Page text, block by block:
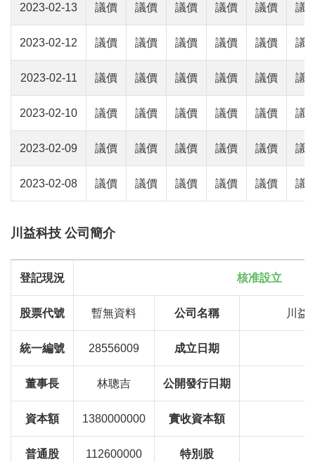
2023-02-13 議價 議價 議價 議價 議價 議
2023-02-12 議價 議價 議價 議價 議價 議
2023-02-11 議價 議價 議價 議價 議價 議
2023-02-10 議價 議價 議價 議價 議價 議
2023-02-09 議價 議價 議價 議價 議價 議
2023-02-08 議價 議價 議價 議價 議價 議
川益科技 公司簡介
登記現況 核准設立
股票代號 暫無資料 公司名稱 川益
統一編號 28556009 成立日期
董事長 林聰吉 公開發行日期
資本額 1380000000 實收資本額
普通股 112600000 特別股